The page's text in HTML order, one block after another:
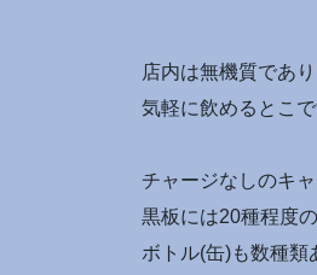
店内は無機質であ
気軽に飲めるとこ
チャージなしのキャ
黒板には20種程度
ボトル(缶)も数種類